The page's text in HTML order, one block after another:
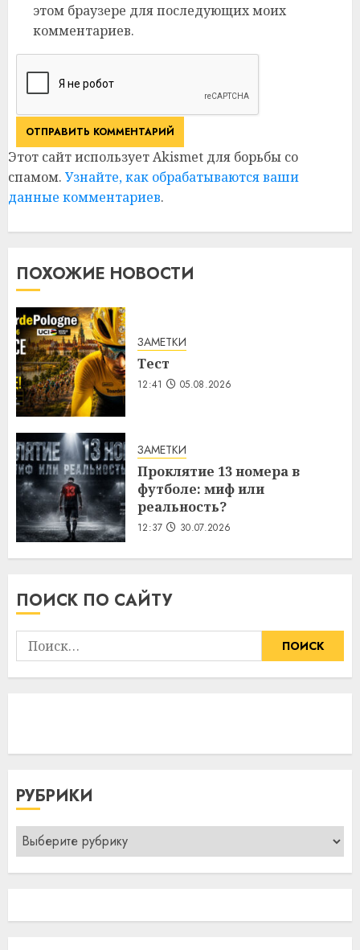
этом браузере для последующих моих
комментариев.
Этот сайт использует Akismet для борьбы со
спамом. Узнайте, как обрабатываются ваши
данные комментариев.
ПОХОЖИЕ НОВОСТИ
ЗАМЕТКИ
Тест
12:41 05.08.2026
ЗАМЕТКИ
Проклятие 13 номера в
футболе: миф или
реальность?
12:37 30.07.2026
ПОИСК ПО САЙТУ
Найти:
РУБРИКИ
Рубрики